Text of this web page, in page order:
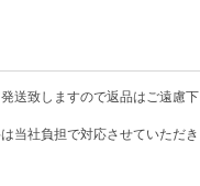
送致しますので返品はご遠慮下
当社負担で対応させていただき